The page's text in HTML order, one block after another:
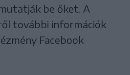
be őket. A
további információk
Facebook